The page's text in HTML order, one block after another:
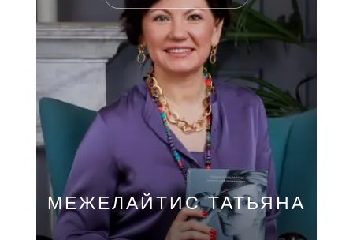
МЕЖЕЛАЙТИС ТАТЬЯНА